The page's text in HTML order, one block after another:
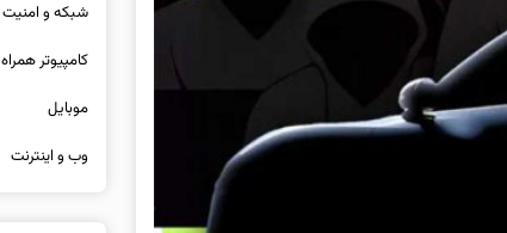
شبكه و امنيت
كامپيوتر همراه
موبايل
وب و اينترنت